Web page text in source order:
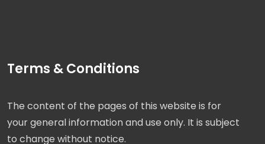
Terms & Conditions
The content of the pages of this website is for
your general information and use only. It is subject
to change without notice.